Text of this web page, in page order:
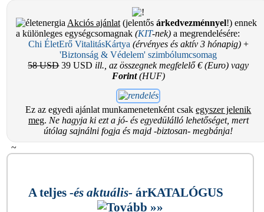
Akciós ajánlat (jelentős árkedvezménnyel!) ennek
a különleges egységcsomagnak (KIT-nek) a megrendelésére:
Chi ÉletErő VitalitásKártya (érvényes és aktív 3 hónapig) +
'Biztonság & Védelem' szimbólumcsomag
58 USD39 USD ill., az összegnek megfelelő € (Euro) vagy
Forint(HUF)
Ez az egyedi ajánlat munkamenetenként csakegyszer jelenik
meg. Ne hagyja ki ezt a jó- és egyedülálló lehetőséget, mert
útólag sajnálni fogja és majd -biztosan- megbánja!
~
A teljes -és aktuális- árKATALÓGUS